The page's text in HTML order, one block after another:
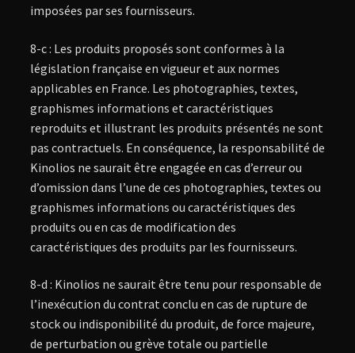
imposées par ses fournisseurs.
8-c : Les produits proposés sont conformes à la
législation française en vigueur et aux normes
applicables en France. Les photographies, textes,
graphismes informations et caractéristiques
reproduits et illustrant les produits présentés ne sont
pas contractuels. En conséquence, la responsabilité de
Kinolios ne saurait être engagée en cas d’erreur ou
d’omission dans l’une de ces photographies, textes ou
graphismes informations ou caractéristiques des
produits ou en cas de modification des
caractéristiques des produits par les fournisseurs.
8-d : Kinolios ne saurait être tenu pour responsable de
l’inexécution du contrat conclu en cas de rupture de
stock ou indisponibilité du produit, de force majeure,
de perturbation ou grève totale ou partielle